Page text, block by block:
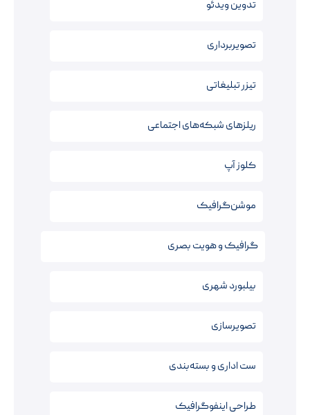
تدوین ویدئو
تصویربرداری
تیزر تبلیغاتی
ریلزهای شبکه‌های اجتماعی
کلوز آپ
موشن‌گرافیک
گرافیک و هویت بصری
بیلبورد شهری
تصویرسازی
ست اداری و بسته‌بندی
طراحی اینفوگرافیک